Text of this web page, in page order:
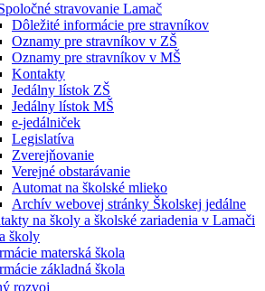
stravovanie Lamač
Dôležité informácie pre stravníkov
Oznamy pre stravníkov v ZŠ
Oznamy pre stravníkov v MŠ
Kontakty
Jedálny lístok ZŠ
Jedálny lístok MŠ
e-jedálniček
Legislatíva
Zverejňovanie
Verejné obstarávanie
Automat na školské mlieko
Archív webovej stránky Školskej jedálne
na školy a školské zariadenia v Lamači
školy
materská škola
základná škola
rozvoj